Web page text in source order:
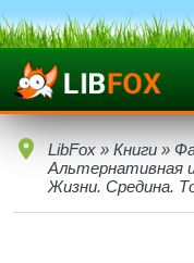
LibFox » Книги »
Альтернативная
Жизни. Средина.